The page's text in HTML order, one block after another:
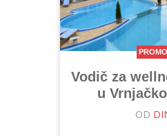
PROMO
Vodič za
u
OD